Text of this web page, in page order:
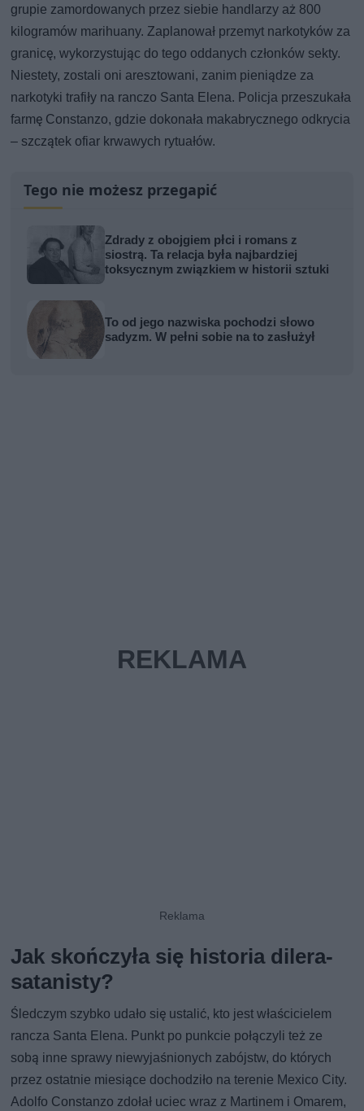
grupie zamordowanych przez siebie handlarzy aż 800
kilogramów marihuany. Zaplanował przemyt narkotyków za
granicę, wykorzystując do tego oddanych członków sekty.
Niestety, zostali oni aresztowani, zanim pieniądze za
narkotyki trafiły na ranczo Santa Elena. Policja przeszukała
farmę Constanzo, gdzie dokonała makabrycznego odkrycia
– szczątek ofiar krwawych rytuałów.
Tego nie możesz przegapić
Zdrady z obojgiem płci i romans z
siostrą. Ta relacja była najbardziej
toksycznym związkiem w historii sztuki
To od jego nazwiska pochodzi słowo
sadyzm. W pełni sobie na to zasłużył
Jak skończyła się historia dilera-
satanisty?
Śledczym szybko udało się ustalić, kto jest właścicielem
rancza Santa Elena. Punkt po punkcie połączyli też ze
sobą inne sprawy niewyjaśnionych zabójstw, do których
przez ostatnie miesiące dochodziło na terenie Mexico City.
Adolfo Constanzo zdołał uciec wraz z Martinem i Omarem,